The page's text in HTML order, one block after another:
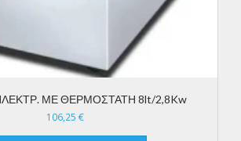
ΜΕ ΘΕΡΜΟΣΤΑΤΗ 8lt/2,8Kw
106,25 €